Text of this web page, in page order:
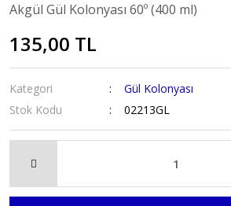
Akgül Gül Kolonyası 60º (400 ml)
135,00 TL
Kategori
Gül Kolonyası
Stok Kodu
02213GL